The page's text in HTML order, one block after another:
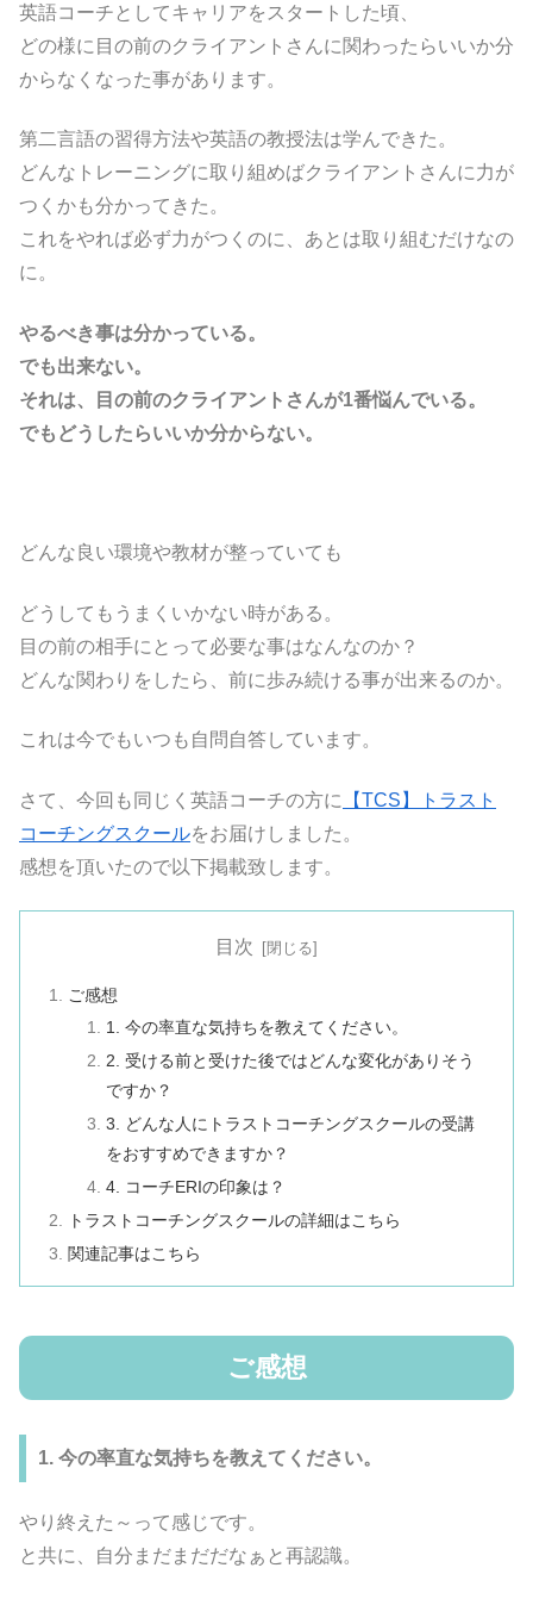
英語コーチとしてキャリアをスタートした頃、
どの様に目の前のクライアントさんに関わったらいいか分
からなくなった事があります。
第二言語の習得方法や英語の教授法は学んできた。
どんなトレーニングに取り組めばクライアントさんに力が
つくかも分かってきた。
これをやれば必ず力がつくのに、あとは取り組むだけなの
に。
やるべき事は分かっている。
でも出来ない。
それは、目の前のクライアントさんが1番悩んでいる。
でもどうしたらいいか分からない。
どんな良い環境や教材が整っていても
どうしてもうまくいかない時がある。
目の前の相手にとって必要な事はなんなのか？
どんな関わりをしたら、前に歩み続ける事が出来るのか。
これは今でもいつも自問自答しています。
さて、今回も同じく英語コーチの方に
【TCS】トラスト
コーチングスクールをお届けしました。
感想を頂いたので以下掲載致します。
目次
ご感想
1. 今の率直な気持ちを教えてください。
2. 受ける前と受けた後ではどんな変化がありそう
ですか？
3. どんな人にトラストコーチングスクールの受講
をおすすめできますか？
4. コーチERIの印象は？
トラストコーチングスクールの詳細はこちら
関連記事はこちら
ご感想
1. 今の率直な気持ちを教えてください。
やり終えた～って感じです。
と共に、自分まだまだだなぁと再認識。